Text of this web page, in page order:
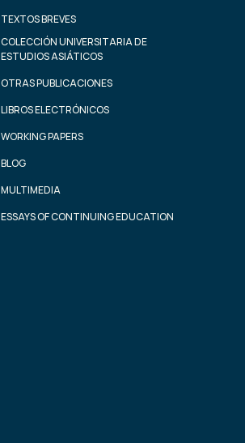
TEXTOS BREVES
COLECCIÓN UNIVERSITARIA DE
ESTUDIOS ASIÁTICOS
OTRAS PUBLICACIONES
LIBROS ELECTRÓNICOS
WORKING PAPERS
BLOG
MULTIMEDIA
ESSAYS OF CONTINUING EDUCATION